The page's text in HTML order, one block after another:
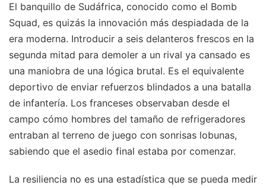
El banquillo de Sudáfrica, conocido como el Bomb
Squad, es quizás la innovación más despiadada de la
era moderna. Introducir a seis delanteros frescos en la
segunda mitad para demoler a un rival ya cansado es
una maniobra de una lógica brutal. Es el equivalente
deportivo de enviar refuerzos blindados a una batalla
de infantería. Los franceses observaban desde el
campo cómo hombres del tamaño de refrigeradores
entraban al terreno de juego con sonrisas lobunas,
sabiendo que el asedio final estaba por comenzar.
La resiliencia no es una estadística que se pueda medir